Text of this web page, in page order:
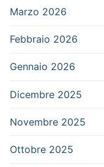
Marzo 2026
Febbraio 2026
Gennaio 2026
Dicembre 2025
Novembre 2025
Ottobre 2025